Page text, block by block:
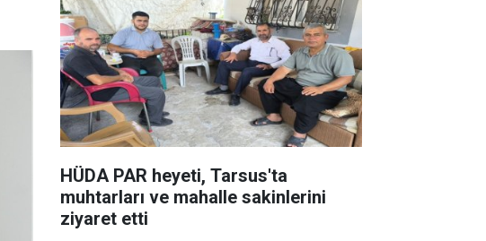
HÜDA PAR heyeti, Tarsus'ta
muhtarları ve mahalle sakinlerini
ziyaret etti